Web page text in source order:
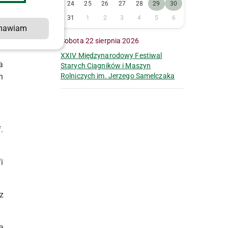
24
25 26 27 28 29
30
31
1 2 3 4 5 6
Sobota 22 sierpnia 2026
XXIV Międzynarodowy Festiwal
Starych Ciągników i Maszyn
Rolniczych im. Jerzego Samelczaka